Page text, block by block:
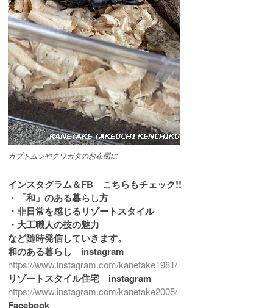
カブトムシやクワガタのお布団に
インスタグラム＆FB こちらもチェック!!
・「和」のある暮らし方
・非日常を感じるリゾートスタイル
・大工職人の技の魅力
など随時発信していきます。
和のある暮らし instagram
https://www.instagram.com/kanetake1981/
リゾートスタイル住宅 instagram
https://www.instagram.com/kanetake2005/
Facebook